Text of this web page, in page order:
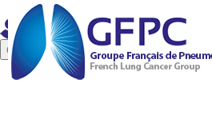
Identifiant Mot de
Mot de pase oublié